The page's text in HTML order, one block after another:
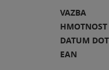
VAZBA
HMOTNOST
DATUM
EAN